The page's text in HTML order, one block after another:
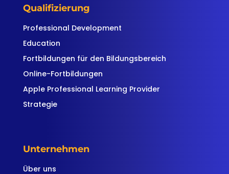
Qualifizierung
Professional Development
Education
Fortbildungen für den Bildungsbereich
Online-Fortbildungen
Apple Professional Learning Provider
Strategie
Unternehmen
Über uns